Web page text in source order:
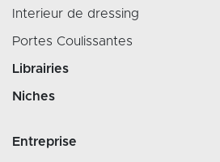
Interieur de dressing
Portes Coulissantes
Librairies
Niches
Entreprise